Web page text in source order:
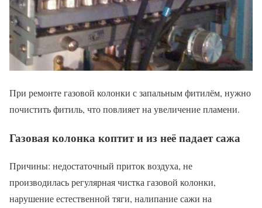
При ремонте газовой колонки с запальным фитилём, нужно
почистить фитиль, что повлияет на увеличение пламени.
Газовая колонка коптит и из неё падает сажа
Причины: недостаточный приток воздуха, не
производилась регулярная чистка газовой колонки,
нарушение естественной тяги, налипание сажи на